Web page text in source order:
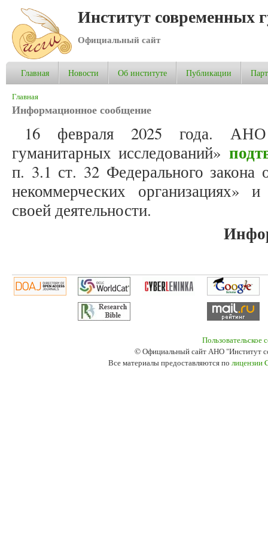
Институт современных
Официальный сайт
Главная Новости Об институте Публикации
Вы здесь
Главная
Информационное сообщение
16 февраля 2025 года. АНО
гуманитарных исследований»
п. 3.1 ст. 32 Федерального
некоммерческих
своей деятельности.
Пользовательское
© Официальный сайт АНО "Институт
Все материалы предоставляются по лицензии